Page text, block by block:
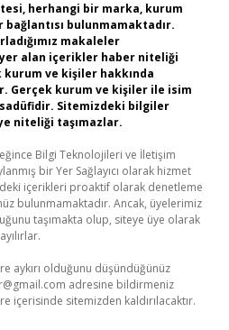
herhangi bir marka, kurum
bulunmamaktadır.
makaleler
alan içerikler haber niteliği
ve kişiler hakkında
Gerçek kurum ve kişiler ile isim
Sitemizdeki bilgiler
niteliği taşımazlar.
Bilgi Teknolojileri ve İletişim
bir Yer Sağlayıcı olarak hizmet
içerikleri proaktif olarak denetleme
bulunmamaktadır. Ancak, üyelerimiz
taşımakta olup, siteye üye olarak
aykırı olduğunu düşündüğünüz
adresine bildirmeniz
içerisinde sitemizden kaldırılacaktır.